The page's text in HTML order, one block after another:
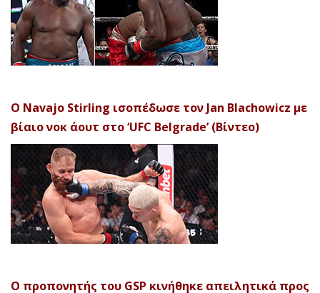
Ο Navajo Stirling ισοπέδωσε τον Jan Blachowicz με
βίαιο νοκ άουτ στο ‘UFC Belgrade’ (Βίντεο)
Ο προπονητής του GSP κινήθηκε απειλητικά προς